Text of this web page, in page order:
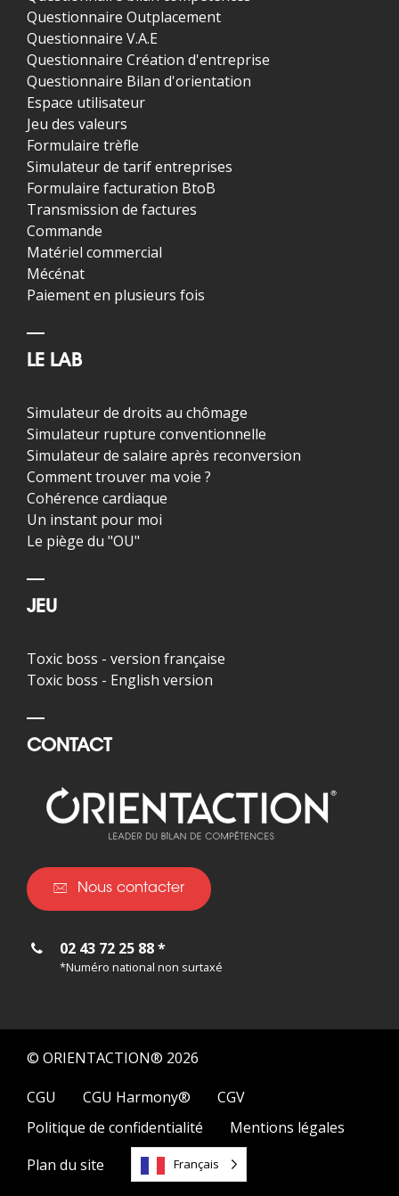
Questionnaire Outplacement
Questionnaire V.A.E
Questionnaire Création d'entreprise
Questionnaire Bilan d'orientation
Espace utilisateur
Jeu des valeurs
Formulaire trèfle
Simulateur de tarif entreprises
Formulaire facturation BtoB
Transmission de factures
Commande
Matériel commercial
Mécénat
Paiement en plusieurs fois
LE LAB
Simulateur de droits au chômage
Simulateur rupture conventionnelle
Simulateur de salaire après reconversion
Comment trouver ma voie ?
Cohérence cardiaque
Un instant pour moi
Le piège du "OU"
JEU
Toxic boss - version française
Toxic boss - English version
CONTACT
Nous contacter
02 43 72 25 88 *
*Numéro national non surtaxé
© ORIENTACTION® 2026
CGU
CGU Harmony®
CGV
Politique de confidentialité
Mentions légales
Plan du site
Français